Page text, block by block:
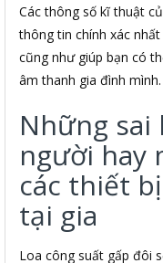
Các thông số kĩ thuật
thông tin chính xác
cũng như giúp bạn có
âm thanh gia đình mình.
Những sai
người hay
các thiết
tại gia
Loa công suất gấp đôi